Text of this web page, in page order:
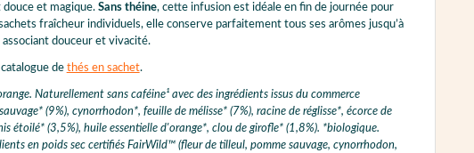
et magique. Sans théine, cette infusion est idéale en fin de journée pour
fraîcheur individuels, elle conserve parfaitement tous ses arômes jusqu’à
douceur et vivacité.
de thés en sachet.
Naturellement sans caféine¹ avec des ingrédients issus du commerce
(9%), cynorrhodon*, feuille de mélisse* (7%), racine de réglisse*, écorce de
étoilé* (3,5%), huile essentielle d'orange*, clou de girofle* (1,8%). *biologique.
en poids sec certifiés FairWild™ (fleur de tilleul, pomme sauvage, cynorrhodon,